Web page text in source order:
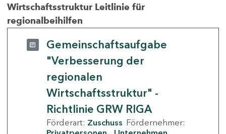
Wirtschaftsstruktur Leitlinie für
regionalbeihilfen
Gemeinschaftsaufgabe
"Verbesserung der
regionalen
Wirtschaftsstruktur" -
Richtlinie GRW RIGA
Förderart: Zuschuss Fördernehmer: